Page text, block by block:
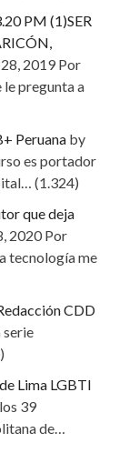
SER
2019 Por
pregunta a
Peruana by
es portador
(1.324)
que deja
2020 Por
tecnología me
CDD
serie
Lima LGBTI
39
de…